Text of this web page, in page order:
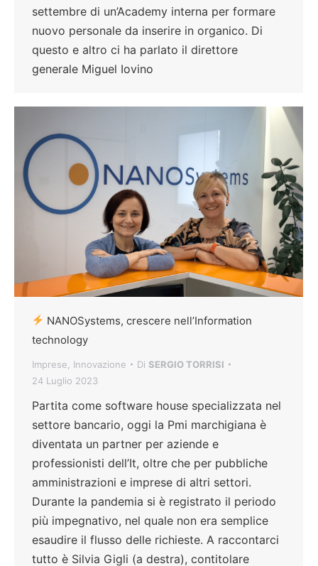
settembre di un’Academy interna per formare
nuovo personale da inserire in organico. Di
questo e altro ci ha parlato il direttore
generale Miguel Iovino
NANOSystems, crescere nell’Information
technology
Imprese Innovazione Di SERGIO TORRISI
24 Luglio 2023
Partita come software house specializzata nel
settore bancario, oggi la Pmi marchigiana è
diventata un partner per aziende e
professionisti dell’It, oltre che per pubbliche
amministrazioni e imprese di altri settori.
Durante la pandemia si è registrato il periodo
più impegnativo, nel quale non era semplice
esaudire il flusso delle richieste. A raccontarci
tutto è Silvia Gigli (a destra), contitolare